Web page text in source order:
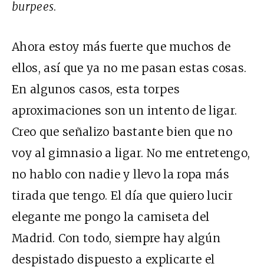
burpees.
Ahora estoy más fuerte que muchos de
ellos, así que ya no me pasan estas cosas.
En algunos casos, esta torpes
aproximaciones son un intento de ligar.
Creo que señalizo bastante bien que no
voy al gimnasio a ligar. No me entretengo,
no hablo con nadie y llevo la ropa más
tirada que tengo. El día que quiero lucir
elegante me pongo la camiseta del
Madrid. Con todo, siempre hay algún
despistado dispuesto a explicarte el